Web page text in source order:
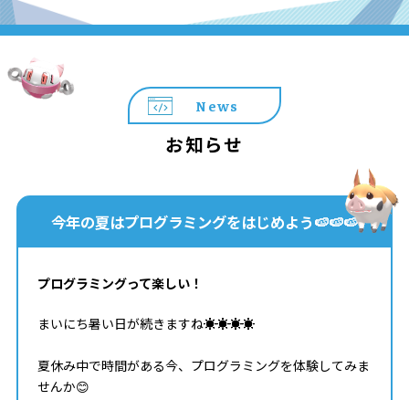
News
お知らせ
今年の夏はプログラミングをはじめよう🍉🍉🍉
プログラミングって楽しい！
まいにち暑い日が続きますね☀️☀️☀️☀️
夏休み中で時間がある今、プログラミングを体験してみま
せんか😊